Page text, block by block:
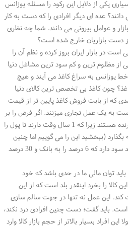
یکی از دلایل این رکود را مسئله یوزانس
عده ای دیگر افرادی را که دست به کار
و عوامل بیرونی می دانند. شما چه نظری
از دست بازاریان خارج شده است؟
در بازار ایران بروز کرده و نظم آن را
مظلوم ترین و کم سود ترین مشاغل دنیا
یوزانس به سراغ کاغذ می آیند و هیچ
چون کاغذ بی تخصص ترین کالای دنیا
که از بابت فروش کاغذ پایین تر از قیمت
دست به یک عمل تجاری میزنند. اگر فرض را بر
ضرر 6 درصدی این افراد بگیرم باز برنده هستند زیرا که 1 سال وقت دارند تا پول را
بگذارد (ببخشید این را می گوییم اما چنین
آفاتی در جامعه وجود دارد) 36 درصد سود دارد که 6 درصد را به بانک و 30 درصد
توان مالی ما در حدی باشد که خود
کالا را بخرد اینقدر بلد است که از این
کند. این عمل نه تنها در جهت سالم سازی
است. باید گفت؛ دست چنین افرادی درد نکند،
افراد بسیار بالاتر از حجم بازار کالا وارد